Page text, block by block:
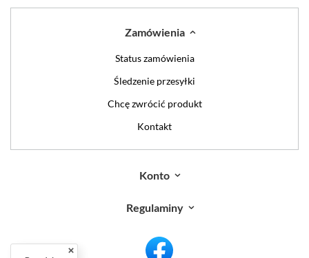
Zamówienia
Status zamówienia
Śledzenie przesyłki
Chcę zwrócić produkt
Kontakt
Konto
Regulaminy